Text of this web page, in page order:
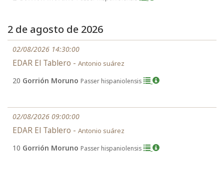
2 de agosto de 2026
02/08/2026 14:30:00
EDAR El Tablero - Antonio suárez
20 Gorrión Moruno Passer hispaniolensis
02/08/2026 09:00:00
EDAR El Tablero - Antonio suárez
10 Gorrión Moruno Passer hispaniolensis